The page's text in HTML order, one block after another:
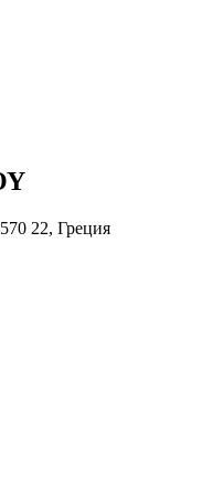
570 22, Греция